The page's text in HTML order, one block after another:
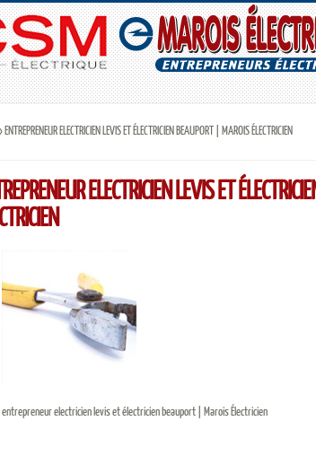
ENTREPRENEUR ELECTRICIEN LEVIS ET ÉLECTRICIEN BEAUPORT | MAROIS ÉLECTRICIEN
ELECTRICIEN LEVIS ET
entrepreneur electricien levis et électricien beauport | Marois Électricien